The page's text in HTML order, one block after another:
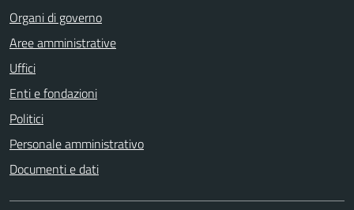
Organi di governo
Aree amministrative
Uffici
Enti e fondazioni
Politici
Personale amministrativo
Documenti e dati